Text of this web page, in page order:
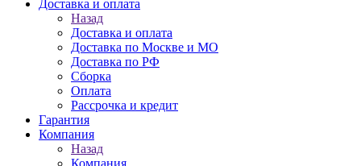
Доставка и оплата
Назад
Доставка и оплата
Доставка по Москве и МО
Доставка по РФ
Сборка
Оплата
Рассрочка и кредит
Гарантия
Компания
Назад
Компания